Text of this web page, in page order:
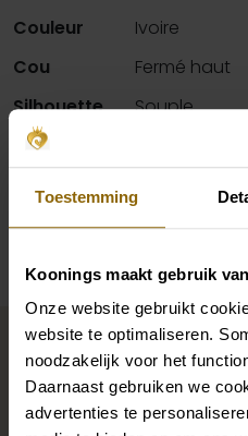
Toestemming
Koonings maakt gebruik
Onze website gebruikt
website te optimaliseren.
noodzakelijk voor het
Daarnaast gebruiken we
advertenties te
Couleur
Ivoire
Cou
Fermé haut
Silhouette
Souple
Manches
Disponibilité par magasin
Complétez
mariée